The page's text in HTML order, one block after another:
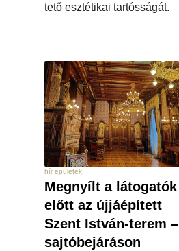
tető esztétikai tartósságát.
hír épületek
Megnyílt a látogatók
előtt az újjáépített
Szent István-terem –
sajtóbejáráson